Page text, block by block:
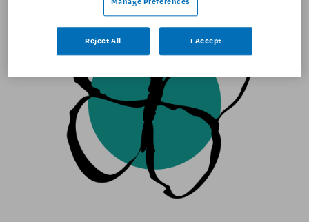
Reject All I Accept